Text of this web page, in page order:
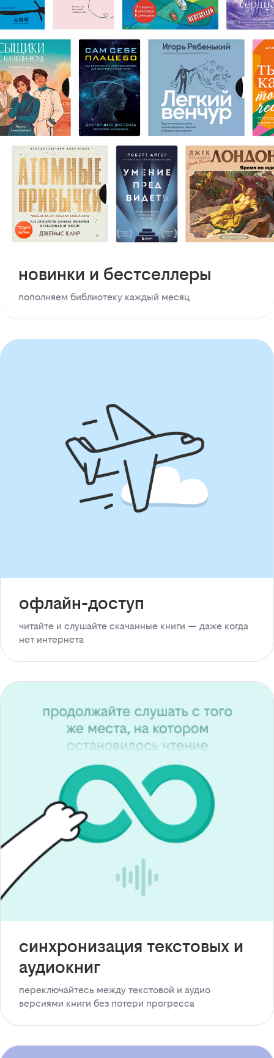
новинки и бестселлеры
пополняем библиотеку каждый месяц
офлайн-доступ
читайте и слушайте скачанные книги — даже когда
нет интернета
синхронизация текстовых и
аудиокниг
переключайтесь между текстовой и аудио
версиями книги без потери прогресса